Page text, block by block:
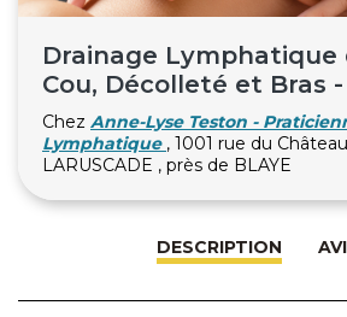
Drainage Lymphatique
Cou, Décolleté et Bras -
Chez Anne-Lyse Teston -
Lymphatique , 1001 rue du
LARUSCADE , près de BLAYE
DESCRIPTION